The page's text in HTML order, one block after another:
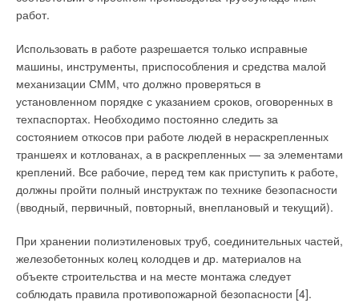
работ.
Использовать в работе разрешается только исправные
машины, инструменты, приспособления и средства малой
механизации СММ, что должно проверяться в
установленном порядке с указанием сроков, оговоренных в
техпаспортах. Необходимо постоянно следить за
состоянием откосов при работе людей в нераскрепленных
траншеях и котлованах, а в раскрепленных — за элементами
креплений. Все рабочие, перед тем как приступить к работе,
должны пройти полный инструктаж по технике безопасности
(вводный, первичный, повторный, внеплановый и текущий).
При хранении полиэтиленовых труб, соединительных частей,
железобетонных колец колодцев и др. материалов на
объекте строительства и на месте монтажа следует
соблюдать правила противопожарной безопасности [4].
Стальная гильза, хоть и является съемной, плотно крепится
к фитингу при помощи буртов различной формы, а также
обычно имеет смотровое отверстие для контроля положения
конца монтируемой трубы в фитинге. Например, одна из
новинок пресс-фитингов Uponor — элементы с
разноцветными (в зависимости от типоразмера) упорными
буртами, которые разрушаются при монтаже. Бурт помогает
правильно установить опрессовочный инструмент, а в
процессе производимого монтажа разрушается,
свидетельствуя о том, что фитинг смонтирован качественно.
Для монтажа пресс-фитингов также требуется
дорогостоящий инструмент со сменными пресс-клещами в
зависимости от размера трубы. Ручной пресс-инструмент
стоит 7–15 тыс. руб., в гидравлическом или электрическом
исполнении — уже порядка 30–45 тыс. руб. Наиболее
известные марки такого монтажного оборудования — REMS,